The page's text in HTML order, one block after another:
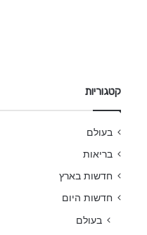
קטגוריות
בעולם
בריאות
חדשות בארץ
חדשות היום
בעולם